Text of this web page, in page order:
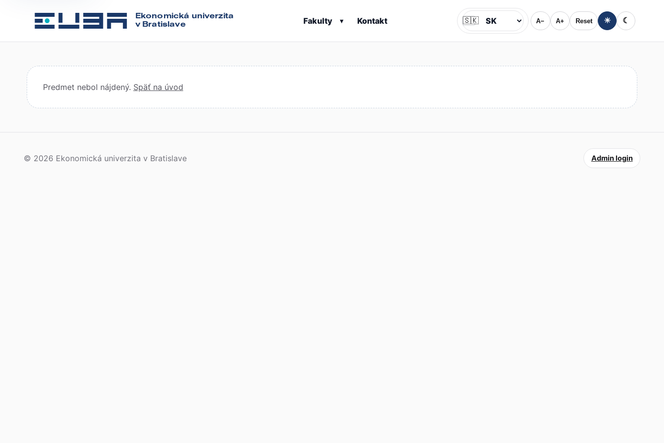
Ekonomická univerzita
v Bratislave
Fakulty ▾ Kontakt Jazyk
🇸🇰 A− A+ Reset ☀ ☾
Predmet nebol nájdený. Späť na úvod
© 2026 Ekonomická univerzita v Bratislave Admin login